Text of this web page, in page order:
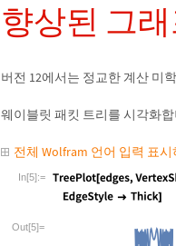
향상된 그
버전 12에서는 정교한 계산 미
웨이블릿 패킷 트리를 시각화
전체 Wolfram 언어 입력 표
In[5]:=
Out[5]=